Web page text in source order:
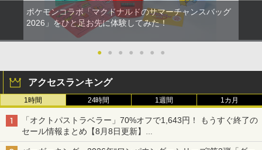
ポケモンコラボ「マクドナルドのサマーチャンスバッグ
2026」をひと足お先に体験してみた！
● ● ● ● ● ● ●
アクセスランキング
1時間 24時間 1週間 1カ月
「オクトパストラベラー」70%オフで1,643円！ もうすぐ終了の
セール情報まとめ【8月8日更新】
ニンテンドーeショップでは「大神 絶景版」が67%オフで990円